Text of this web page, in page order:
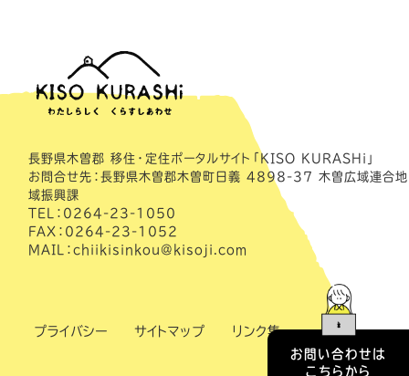
お問い合わせは
こちらから
長野県木曽郡 移住・定住ポータルサイト「KISO KURASHi」
お問合せ先：長野県木曽郡木曽町日義 4898-37 木曽広域連合地
域振興課
TEL：0264-23-1050
FAX：0264-23-1052
MAIL：chiikisinkou@kisoji.com
プライバシー サイトマップ リンク集